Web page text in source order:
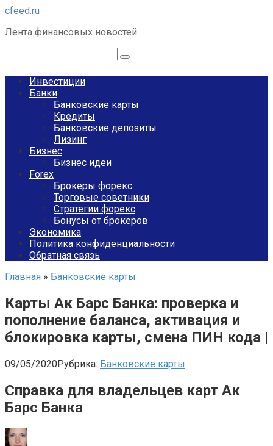
Перейти
контенту
cfeed.ru
Лента финансовых новостей
Инвестиции
Банки
Банковские карты
Кредиты
Банковские депозиты
Лизинг
Бизнес
Бизнес идеи
Forex
Брокеры форекс
Торговые советники
Стратегии форекс
Бонусы от брокеров
Экономика
Политика конфиденциальности
Обратная связь
Главная » Банковские карты
Карты Ак Барс Банка: проверка и
пополнение баланса, активация и
блокировка карты, смена ПИН кода |
09/05/2020Рубрика: Банковские карты
Справка для владельцев карт Ак
Барс Банка